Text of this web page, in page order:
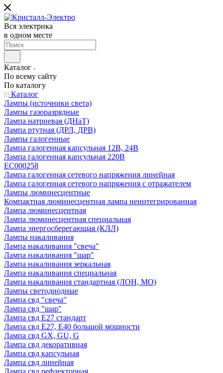
Вся электрика
в одном месте
Каталог
По всему сайту
По каталогу
Каталог
Лампы (источники света)
Лампы газоразрядные
Лампа натриевая (ДНаТ)
Лампа ртутная (ДРЛ, ДРВ)
Лампы галогенные
Лампа галогенная капсульная 12В, 24В
Лампа галогенная капсульная 220В
EC000258
Лампа галогенная сетевого напряжения линейная
Лампа галогенная сетевого напряжения с отражателем
Лампы люминесцентные
Компактная люминесцентная лампа неинтегрированная
Лампа люминесцентная
Лампа люминесцентная специальная
Лампа энергосберегающая (КЛЛ)
Лампы накаливания
Лампа накаливания "свеча"
Лампа накаливания "шар"
Лампа накаливания зеркальная
Лампа накаливания специальная
Лампа накаливания стандартная (ЛОН, МО)
Лампы светодиодные
Лампа свд "свеча"
Лампа свд "шар"
Лампа свд E27 стандарт
Лампа свд E27, Е40 большой мощности
Лампа свд GX, GU, G
Лампа свд декоративная
Лампа свд капсульная
Лампа свд линейная
Лампа свд рефлекторная